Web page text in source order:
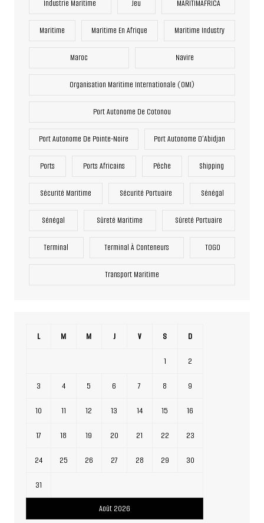
Industrie Maritime Jeu MARITIMAFRICA
Maritime Maritime En Afrique Maritime Industry
Maroc Navire
Organisation Maritime Internationale (OMI)
Port Autonome De Cotonou
Port Autonome De Pointe-Noire Port Autonome D’Abidjan
Ports Ports Africains Pêche Shipping
Sécurité Maritime Sécurité Portuaire Sénégal
Sénégal Sûreté Maritime Sûreté Portuaire
Terminal Terminal À Conteneurs TOGO
Transport Maritime
Août 2026
L M M J V S D
1 2
3 4 5 6 7 8 9
10 11 12 13 14 15 16
17 18 19 20 21 22 23
24 25 26 27 28 29 30
31